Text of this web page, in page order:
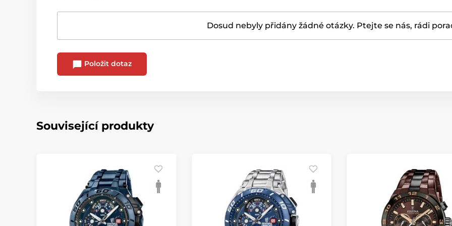
Dosud nebyly přidány žádné otázky. Ptejte se nás, rádi
Položit dotaz
Související produkty